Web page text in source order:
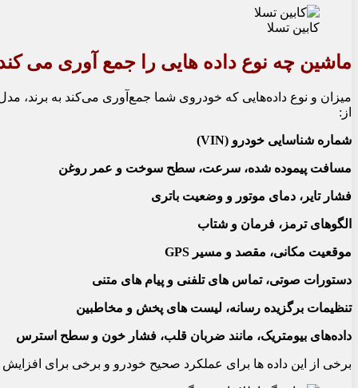
کابین تسلا
ماشین چه نوع داده هایی را جمع آوری می
میزان و نوع داده‌هایی که خودروی شما جمع‌آوری می‌کند به برند،
از:
شماره شناسایی خودرو (VIN)
مسافت پیموده شده، سرعت، سطح سوخت و عمر روغن
فشار تایر، دمای موتور و وضعیت باتری
الگوهای ترمز، فرمان و شتاب
موقعیت مکانی، مقصد و مسیر GPS
دستورات صوتی، تماس های تلفنی و پیام های متنی
تنظیمات برگزیده رسانه، لیست های پخش و مخاطبین
داده‌های بیومتریک، مانند ضربان قلب، فشار خون و سطح استرس
برخی از این داده ها برای عملکرد صحیح خودرو و برخی برای